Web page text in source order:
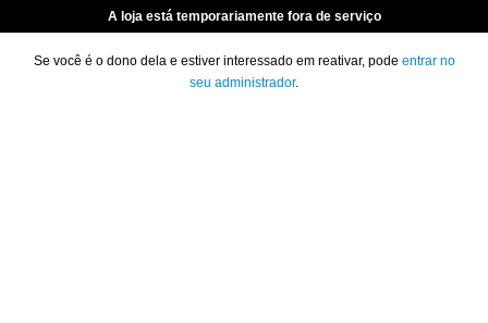
A loja está temporariamente fora de serviço
Se você é o dono dela e estiver interessado em reativar, pode entrar no
seu administrador.